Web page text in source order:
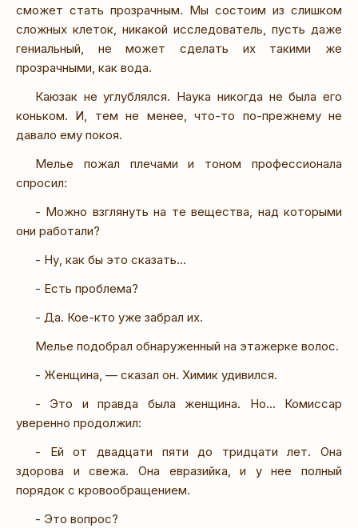
сможет стать прозрачным. Мы состоим из слишком
сложных клеток, никакой исследователь, пусть даже
гениальный, не может сделать их такими же
прозрачными, как вода.
Каюзак не углублялся. Наука никогда не была его
коньком. И, тем не менее, что-то по-прежнему не
давало ему покоя.
Мелье пожал плечами и тоном профессионала
спросил:
- Можно взглянуть на те вещества, над которыми
они работали?
- Ну, как бы это сказать…
- Есть проблема?
- Да. Кое-кто уже забрал их.
Мелье подобрал обнаруженный на этажерке волос.
- Женщина, — сказал он. Химик удивился.
- Это и правда была женщина. Но… Комиссар
уверенно продолжил:
- Ей от двадцати пяти до тридцати лет. Она
здорова и свежа. Она евразийка, и у нее полный
порядок с кровообращением.
- Это вопрос?